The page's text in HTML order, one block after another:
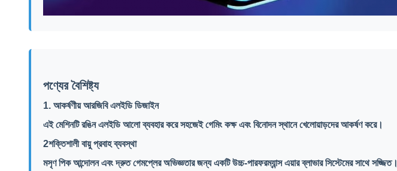
পণ্যের বৈশিষ্ট্য
1. আকর্ষণীয় আরজিবি এলইডি ডিজাইন
এই মেশিনটি রঙিন এলইডি আলো ব্যবহার করে সহজেই গেমিং কক্ষ এবং বিনোদন স্থানে খেলোয়াড়দের আকর্ষণ করে।
2শক্তিশালী বায়ু প্রবাহ ব্যবস্থা
মসৃণ পিক আন্দোলন এবং দ্রুত গেমপ্লের অভিজ্ঞতার জন্য একটি উচ্চ-পারফরম্যান্স এয়ার ব্লাভার সিস্টেমের সাথে সজ্জিত।